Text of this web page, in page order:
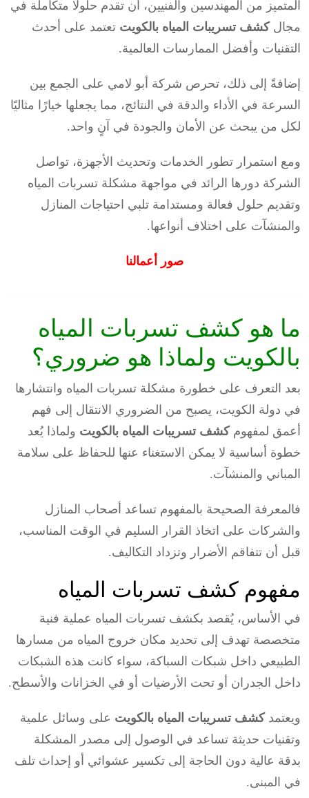
المتميز من المهندسين والفنيين، أن تقدم حلولًا متكاملة في
مجالكشف تسريبات المياه بالكويت تعتمد على أحدث
التقنيات وأفضل الممارسات العالمية.
إضافةً إلى ذلك، تحرص شركة أبو لامي على الجمع بين
السرعة في الأداء والدقة في النتائج، مما يجعلها خيارًا مثاليًا
لكل من يبحث عن الأمان والجودة في آنٍ واحد.
ومع استمرار تطور الخدمات وتحديث الأجهزة، تواصل
الشركة دورها الرائد في مواجهة مشكلة تسربات المياه
وتقديم حلول فعالة ومستدامة تلبي احتياجات المنازل
والمنشآت على اختلاف أنواعها.
صور أعمالنا
ما هو كشف تسربات المياه
بالكويت ولماذا هو ضروري؟
بعد التعرف على خطورة مشكلة تسربات المياه وانتشارها
في دولة الكويت، يصبح من الضروري الانتقال إلى فهم
أعمق لمفهومكشف تسريبات المياه بالكويت ولماذا يُعد
خطوة أساسية لا يمكن الاستغناء عنها للحفاظ على سلامة
المباني والمنشآت.
فالمعرفة الصحيحة بالمفهوم تساعد أصحاب المنازل
والشركات على اتخاذ القرار السليم في الوقت المناسب،
قبل أن تتفاقم الأضرار وتزداد التكاليف.
مفهوم كشف تسربات المياه
في الأساس، يُقصد بكشف تسربات المياه عملية فنية
متخصصة تهدف إلى تحديد مكان خروج المياه من مسارها
الطبيعي داخل شبكات السباكة، سواء كانت هذه الشبكات
داخل الجدران أو تحت الأرضيات أو في الخزانات والأسطح.
ويعتمدكشف تسريبات المياه بالكويت على وسائل علمية
وتقنيات حديثة تساعد في الوصول إلى مصدر المشكلة
بدقة عالية دون الحاجة إلى تكسير عشوائي أو إحداث تلف
في المبنى.